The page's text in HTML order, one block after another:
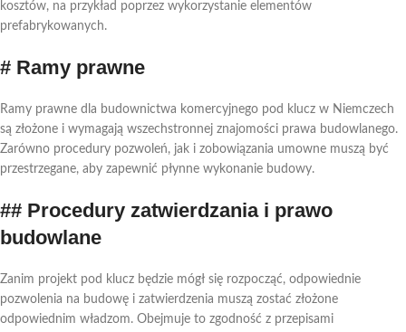
kosztów, na przykład poprzez wykorzystanie elementów
prefabrykowanych.
# Ramy prawne
Ramy prawne dla budownictwa komercyjnego pod klucz w Niemczech
są złożone i wymagają wszechstronnej znajomości prawa budowlanego.
Zarówno procedury pozwoleń, jak i zobowiązania umowne muszą być
przestrzegane, aby zapewnić płynne wykonanie budowy.
## Procedury zatwierdzania i prawo
budowlane
Zanim projekt pod klucz będzie mógł się rozpocząć, odpowiednie
pozwolenia na budowę i zatwierdzenia muszą zostać złożone
odpowiednim władzom. Obejmuje to zgodność z przepisami